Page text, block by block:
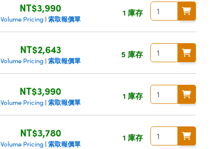
NT$3,990
Volume Pricing | 索取報價單
1 庫存
NT$2,643
Volume Pricing | 索取報價單
5 庫存
NT$3,990
Volume Pricing | 索取報價單
1 庫存
NT$3,780
Volume Pricing | 索取報價單
1 庫存